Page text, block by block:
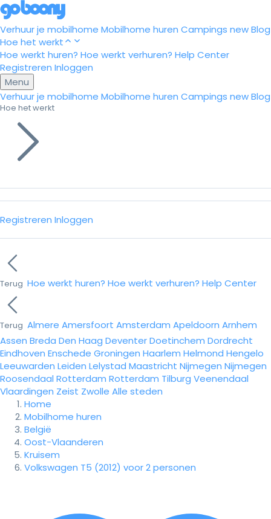
Verhuur je mobilhome Mobilhome huren Campings newBlog
Hoe het werkt
Hoe werkt huren? Hoe werkt verhuren? Help Center
Registreren Inloggen
Menu
Verhuur je mobilhome Mobilhome huren Campings newBlog
Hoe het werkt
Registreren Inloggen
Terug Hoe werkt huren? Hoe werkt verhuren? Help Center
Terug Almere Amersfoort Amsterdam Apeldoorn Arnhem
Assen Breda Den Haag DeventerDoetinchem Dordrecht
Eindhoven Enschede Groningen Haarlem Helmond Hengelo
Leeuwarden Leiden Lelystad Maastricht Nijmegen Nijmegen
Roosendaal Rotterdam Rotterdam Tilburg Veenendaal
Vlaardingen Zeist Zwolle Alle steden
Home
Mobilhome huren
België
Oost-Vlaanderen
Kruisem
Volkswagen T5 (2012) voor 2 personen